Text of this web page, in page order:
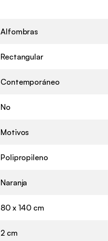
Alfombras
Rectangular
Contemporáneo
No
Motivos
Polipropileno
Naranja
80 x 140 cm
2 cm